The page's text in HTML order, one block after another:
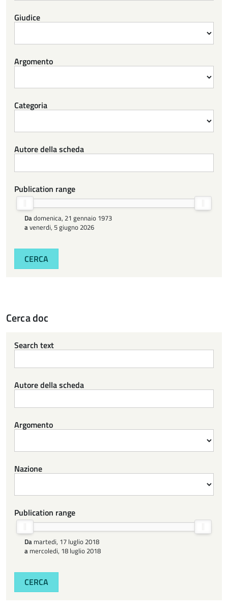
Giudice
Argomento
Categoria
Autore della scheda
Publication range
Dadomenica, 21 gennaio 1973
avenerdi, 5 giugno 2026
CERCA
Cerca doc
Search text
Autore della scheda
Argomento
Nazione
Publication range
Da martedi, 17 luglio 2018
a mercoledi, 18 luglio 2018
CERCA